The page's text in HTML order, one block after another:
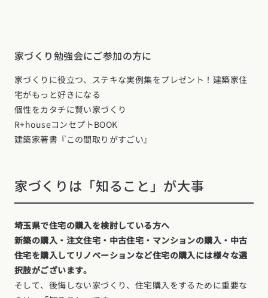
家づくり勉強会にご参加の方に
家づくりに役立つ、ステキな実例集をプレゼント！建築家住
宅がもっと好きになる
個性をカタチに賢い家づくり
R+houseコンセプトBOOK
建築家著書『この間取りがすごい』
家づくりは「知ること」が大事
埼玉県で住宅の購入を検討している方へ
新築の購入・注文住宅・中古住宅・マンションの購入・中古
住宅を購入してリノベーションなど住宅の購入には様々な選
択肢がございます。
そして、後悔しない家づくり、住宅購入をするために重要な